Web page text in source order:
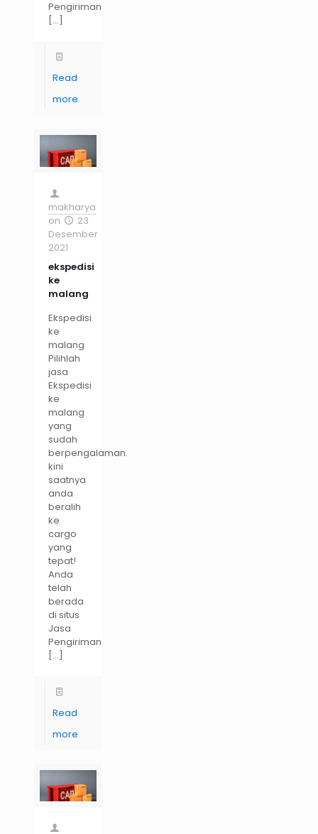
Pengiriman
[…]
Read
more
makharya
on
23
Desember
2021
ekspedisi
ke
malang
Ekspedisi
ke
malang
Pilihlah
jasa
Ekspedisi
ke
malang
yang
sudah
berpengalaman.
kini
saatnya
anda
beralih
ke
cargo
yang
tepat!
Anda
telah
berada
di situs
Jasa
Pengiriman
[…]
Read
more